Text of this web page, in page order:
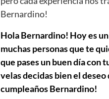
Bernardino!
Hola Bernardino! Hoy es
muchas personas que te
que pases un buen día con
velas decidas bien el
cumpleaños Bernardino!